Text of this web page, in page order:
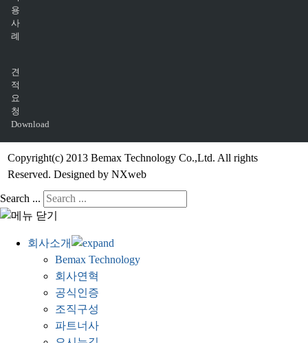
용
사
례
견
적
요
청
Download
Copyright(c) 2013 Bemax Technology Co.,Ltd. All rights
Reserved. Designed by NXweb
Search ...
회사소개
Bemax Technology
회사연혁
공식인증
조직구성
파트너사